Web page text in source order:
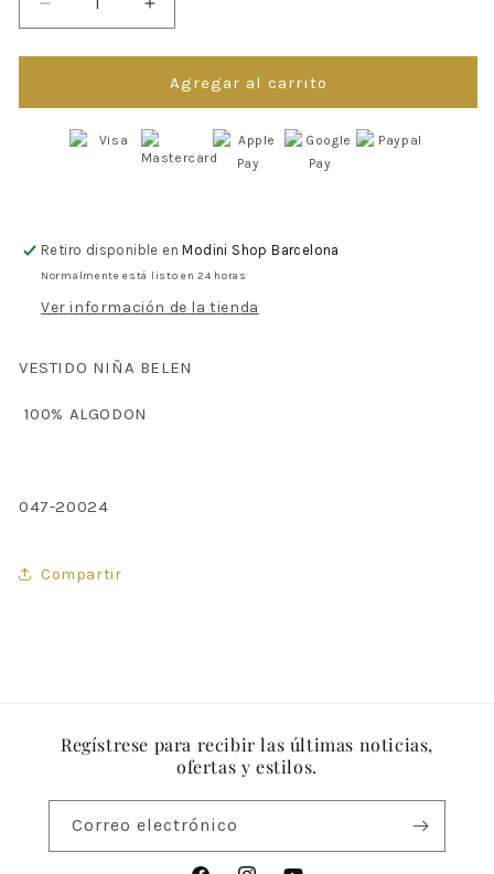
Reducir
cantidad
para
PARA
NIÑOS
MARTIN
ARANDA
Aumentar
cantidad
para
ROPA
PARA
NIÑOS
-
MARTIN
ARANDA
Agregar al carrito
Retiro disponible enModini Shop Barcelona
Normalmente está listo en 24 horas
Ver información de la tienda
VESTIDO NIÑA BELEN
100% ALGODON
047-20024
Compartir
Regístrese para recibir las últimas noticias,
ofertas y estilos.
Correo electrónico